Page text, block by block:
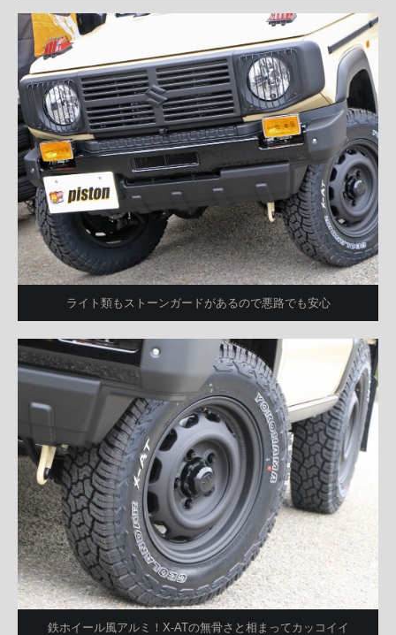
ライト類もストーンガードがあるので悪路でも安心
鉄ホイール風アルミ！X-ATの無骨さと相まってカッコイイ